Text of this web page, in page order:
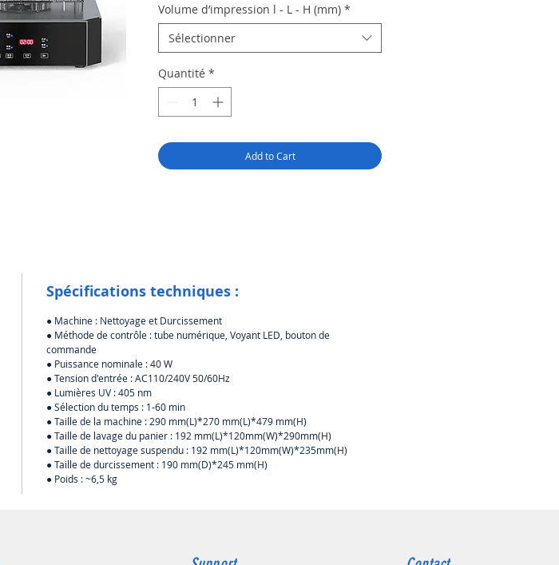
imprimées en mode durcissement.
Du volume pour les grands modèles
Cet appareil de nettoyage et de
volume pour les plus grands modèles
résine, jusqu'à 10,1 pouces.
Lavage puissant
le panier de lavage ou directement sous
le plateau d'impression.
du modèle est facilement éliminé.
mm, pouvant accueillir les modèles les
plus grands, est compatible avec toutes
les imprimantes 3D à résine de 10,1
pouces et plus petites du marché.
durée et la vitesse de lavage.
Durcissement à 360°
Après le processus de lavage, le mode
cuisson UV peut être activé. Avec de
Volume d’impression l - L - H (mm) *
Sélectionner
Quantité *
Add to Cart
Spécifications techniques :
● Machine : Nettoyage et Durcissement
● Méthode de contrôle : tube numérique, Voyant LED, bouton de
commande
● Puissance nominale : 40 W
● Tension d'entrée : AC110/240V 50/60Hz
● Lumières UV : 405 nm
● Sélection du temps : 1-60 min
● Taille de la machine : 290 mm(L)*270 mm(L)*479 mm(H)
● Taille de lavage du panier : 192 mm(L)*120mm(W)*290mm(H)
● Taille de nettoyage suspendu : 192 mm(L)*120mm(W)*235mm(H)
● Taille de durcissement : 190 mm(D)*245 mm(H)
● Poids : ~6,5 kg